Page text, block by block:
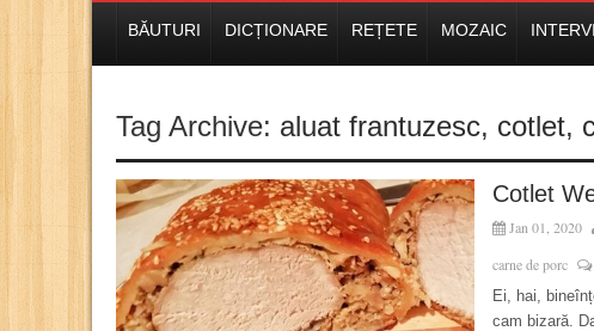
BĂUTURI DICȚIONARE REȚETE MOZAIC
Tag Archive: aluat frantuzesc, cotlet,
Cotlet
Jan 01, 2020
carne de porc
Ei, hai,
cam bizară.